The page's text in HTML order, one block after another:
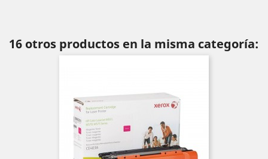
16 otros productos en la misma categoría: